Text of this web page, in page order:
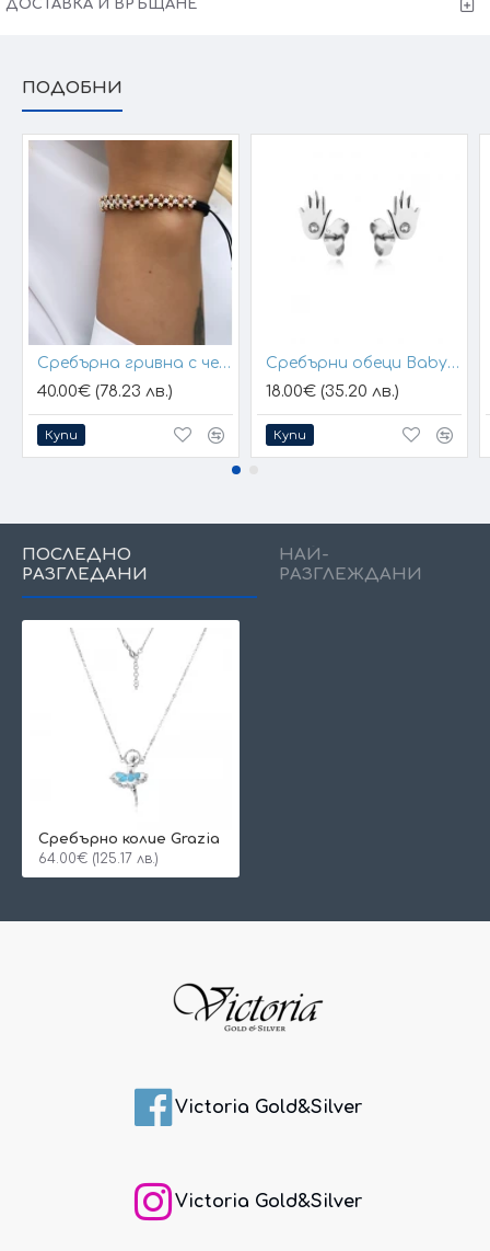
ДОСТАВКА И ВРЪЩАНЕ
ПОДОБНИ
Сребърна гривна с черен конец и позлатени топчета
40.00€ (78.23 лв.)
Купи
Сребърни обеци Baby Hands
18.00€ (35.20 лв.)
Купи
ПОСЛЕДНО
РАЗГЛЕДАНИ
НАЙ-
РАЗГЛЕЖДАНИ
Сребърно колие Grazia
64.00€ (125.17 лв.)
Victoria Gold&Silver
Victoria Gold&Silver